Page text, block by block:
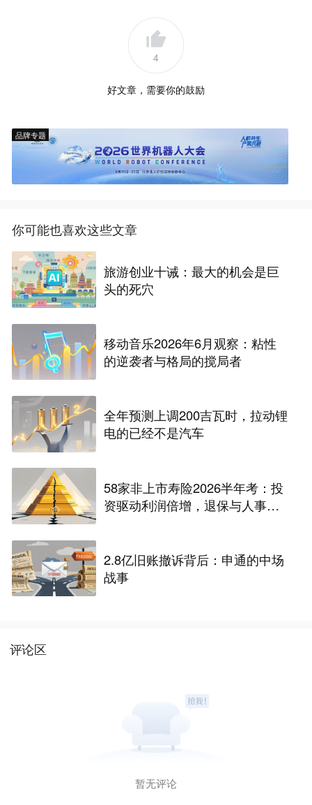
4
好文章，需要你的鼓励
品牌专题
你可能也喜欢这些文章
旅游创业十诫：最大的机会是巨
头的死穴
移动音乐2026年6月观察：粘性
的逆袭者与格局的搅局者
全年预测上调200吉瓦时，拉动锂
电的已经不是汽车
58家非上市寿险2026半年考：投
资驱动利润倍增，退保与人事风
2.8亿旧账撤诉背后：申通的中场
战事
评论区
暂无评论